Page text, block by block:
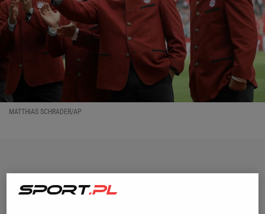
MATTHIAS SCHRADER/AP